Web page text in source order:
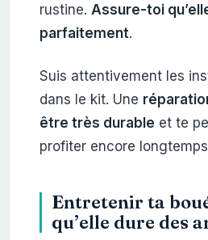
rustine. Assure-toi
parfaitement.
Suis attentivement les
dans le kit. Une
être très durable et te
profiter encore
Entretenir ta
qu’elle dure des